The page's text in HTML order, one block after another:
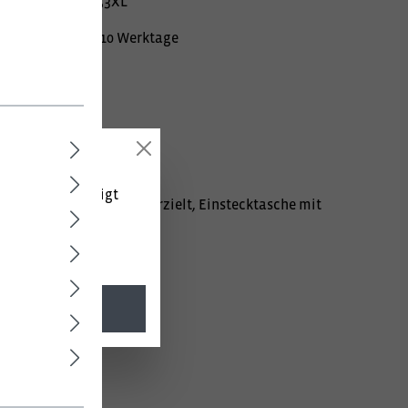
Lieferzeit ca. 10 Werktage
Schultern und Ärmeln erzielt, Einstecktasche mit
(netto) angezeigt